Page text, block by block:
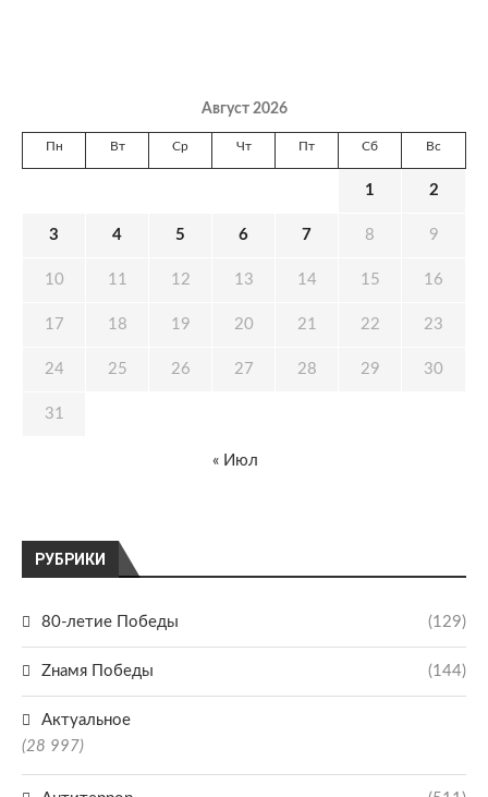
РУБРИКИ
80-летие Победы (129)
Zнамя Победы (144)
Актуальное
(28 997)
Август 2026
Пн Вт Ср Чт Пт Сб Вс
1 2
3 4 5 6 7 8 9
10 11 12 13 14 15 16
17 18 19 20 21 22 23
24 25 26 27 28 29 30
31
« Июл